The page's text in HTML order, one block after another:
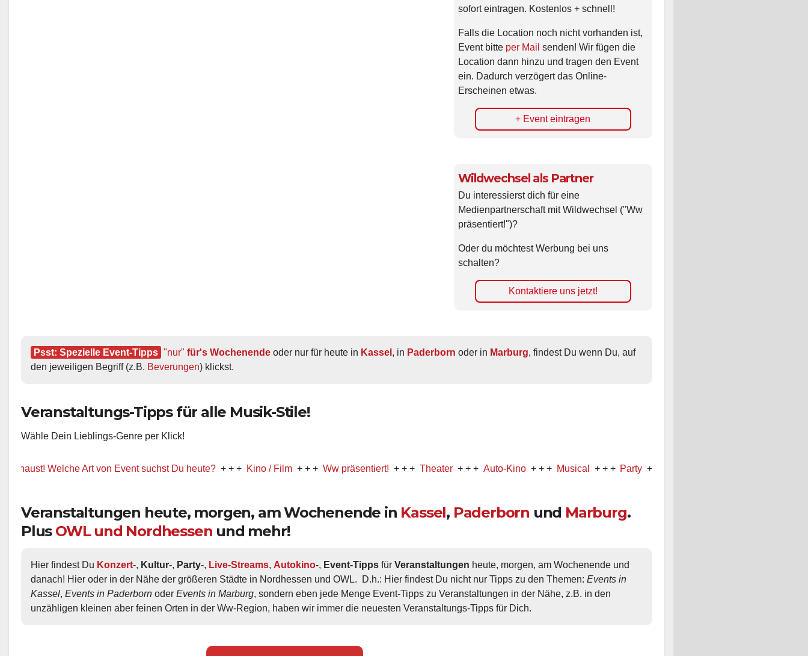
sofort eintragen. Kostenlos + schnell!
Falls die Location noch nicht vorhanden ist,
Event bitte per Mail senden! Wir fügen die
Location dann hinzu und tragen den Event
ein. Dadurch verzögert das Online-
Erscheinen etwas.
+ Event eintragen
Wildwechsel als Partner
Du interessierst dich für eine
Medienpartnerschaft mit Wildwechsel ("Ww
präsentiert!")?
Oder du möchtest Werbung bei uns
schalten?
Kontaktiere uns jetzt!
Psst: Spezielle Event-Tipps "nur" für's Wochenende oder nur für heute in Kassel , in Paderborn oder in Marburg , findest Du wenn Du, auf
den jeweiligen Begriff (z.B. Beverungen) klickst.
Veranstaltungs-Tipps für alle Musik-Stile!
Wähle Dein Lieblings-Genre per Klick!
Welche Art von Event suchst Du heute? + + + Kino / Film + + + Ww präsentiert! + + + Theater + + + Auto-Kino + + + Musical + + + Party + + + Konzert
Veranstaltungen heute, morgen, am Wochenende in Kassel Paderborn und Marburg
Plus OWL und Nordhessen und mehr!
Hier findest Du Konzert Kultur Party Live-Streams Autokino Event-Tipps für Veranstaltungen heute, morgen, am Wochenende und
danach! Hier oder in der Nähe der größeren Städte in Nordhessen und OWL.  D.h.: Hier findest Du nicht nur Tipps zu den Themen: Events in
Kassel Events in Paderborn oder Events in Marburg , sondern eben jede Menge Event-Tipps zu Veranstaltungen in der Nähe, z.B. in den
unzähligen kleinen aber feinen Orten in der Ww-Region, haben wir immer die neuesten Veranstaltungs-Tipps für Dich.